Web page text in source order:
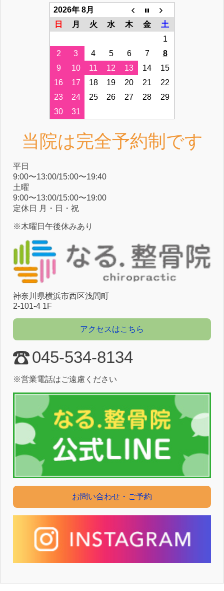
2026年 8月
日
月 火 水 木 金
土
1
2
3 4 5 6 7
8
9
10 11 12 13 14
15
16
17 18 19 20 21
22
23
24 25 26 27 28
29
30
31
当院は完全予約制です
平⽇
9:00〜13:00/15:00〜19:40
⼟曜
9:00〜13:00/15:00〜19:00
定休⽇ ⽉・⽇・祝
※木曜日午後休みあり
神奈川県横浜市⻄区浅間町
2-101-4 1F
アクセスはこちら
045-534-8134
※営業電話はご遠慮ください
お問い合わせ・ご予約